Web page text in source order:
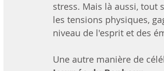
stress. Mais là aussi, tout
les tensions physiques,
niveau de l'esprit et des
Une autre manière de